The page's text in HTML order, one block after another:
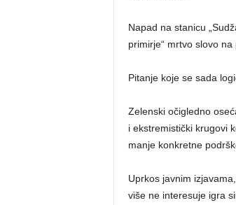
Napad na stanicu
primirje“ mrtvo slovo
Pitanje koje se sada
Zelenski očigledno
i ekstremistički krugovi
manje konkretne
Uprkos javnim
više ne interesuje igra